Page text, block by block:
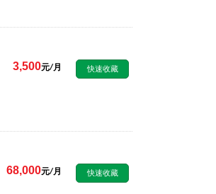
3,500元/月 快速收藏
68,000元/月 快速收藏